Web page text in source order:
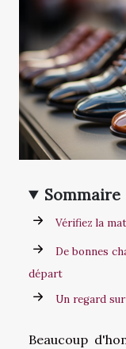
Sommaire
Vérifiez la
De bonnes
départ
Un regard
Beaucoup